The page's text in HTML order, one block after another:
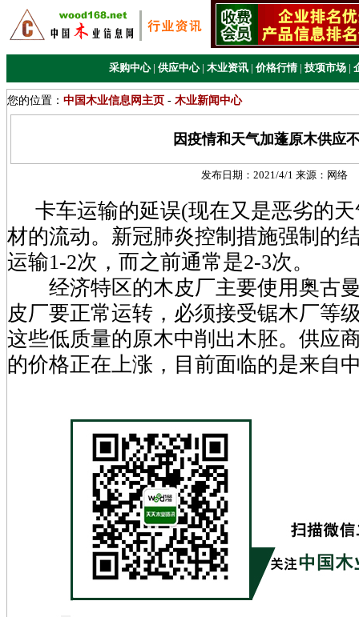
采购中心 | 供应中心 | 木业资讯 | 价格行情 | 技项市场 |
您的位置： 中国木业信息网主页 - 木业新闻中心
因疫情和天气加蓬原木供应
发布日期： 2021/4/1 来源： 网络
卡车运输的延误(现在又是恶劣的天
材的流动。新冠肺炎控制措施强制的
运输1-2次，而之前通常是2-3次。
经济特区的木皮厂主要使用奥古
皮厂要正常运转，必须接受锯木厂等
这些低质量的原木中削出木胚。供应
的价格正在上涨，目前面临的是来自